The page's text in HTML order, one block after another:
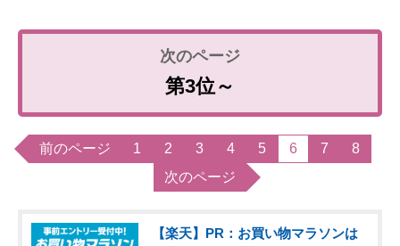
第3位～
前のページ 1 2 3 4 5 6 7
8
次のページ
【楽天】PR：お買い物マラソンは